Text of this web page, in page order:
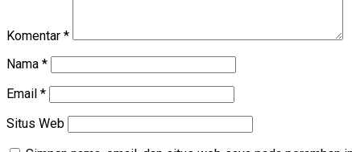
Komentar *
Nama *
Email *
Situs Web